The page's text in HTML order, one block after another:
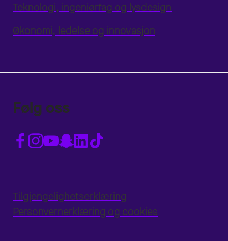
Teknologi, ingeniørfag og lysdesign
Økonomi, ledelse og innovasjon
Følg oss
Tilgjengelighetserklæring
Personvernerklæring og cookies